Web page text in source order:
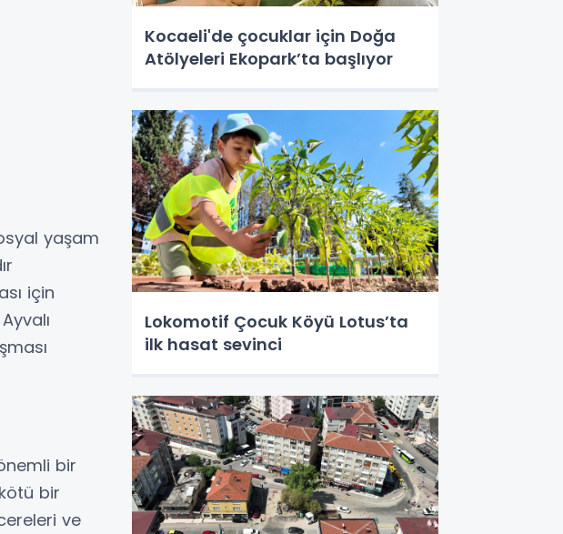
yaşam
için
bir
bir
ve
Kocaeli'de çocuklar için Doğa
Atölyeleri Ekopark’ta başlıyor
Lokomotif Çocuk Köyü Lotus’ta
ilk hasat sevinci